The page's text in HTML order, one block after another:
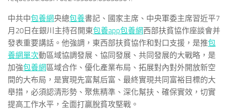
中共中包養網央總包養書記、國家主席、中央軍委主席習近平7
月20日在銀川主持召開東包養app包養網西部扶貧協作座談會并
發表重要講話。他強調，東西部扶貧協作和對口支援，是推包
養網單次動區域協調發展、協同發展、共同發展的大戰略，是
加強包養網區域合作、優化產業布局、拓展對內對外開放新空
間的大布局，是實現先富幫后富、最終實現共同富裕目標的大
舉措，必須認清形勢、聚焦精準、深化幫扶、確保實效，切實
提高工作水平，全面打贏脫貧攻堅戰。